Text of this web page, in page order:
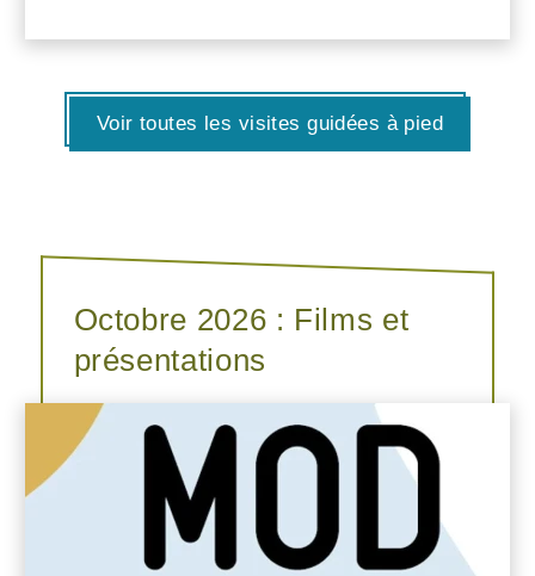
Voir toutes les visites guidées à pied
Octobre 2026 : Films et
présentations